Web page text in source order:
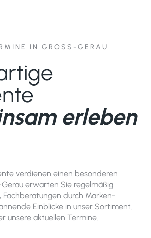
IN GROSS-GERAU
erleben
verdienen einen besonderen
Gerau erwarten Sie regelmäßig
Fachberatungen durch Marken-
Einblicke in unser Sortiment.
unsere aktuellen Termine.